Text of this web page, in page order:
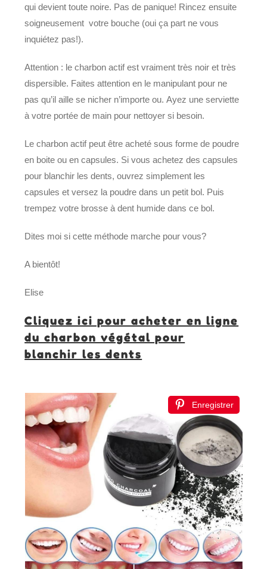
qui devient toute noire. Pas de panique! Rincez ensuite
soigneusement votre bouche (oui ça part ne vous
inquiétez pas!).
Attention : le charbon actif est vraiment très noir et très
dispersible. Faites attention en le manipulant pour ne
pas qu’il aille se nicher n’importe ou. Ayez une serviette
à votre portée de main pour nettoyer si besoin.
Le charbon actif peut être acheté sous forme de poudre
en boite ou en capsules. Si vous achetez des capsules
pour blanchir les dents, ouvrez simplement les
capsules et versez la poudre dans un petit bol. Puis
trempez votre brosse à dent humide dans ce bol.
Dites moi si cette méthode marche pour vous?
A bientôt!
Elise
Cliquez ici pour acheter en ligne
du charbon végétal pour
blanchir les dents
Enregistrer